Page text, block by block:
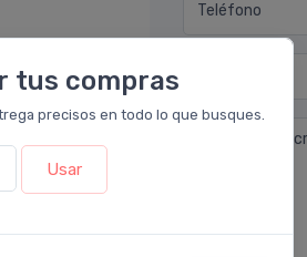
tus compras
precisos en todo lo que busques.
Usar
es una
para
Teléfono
Por favor